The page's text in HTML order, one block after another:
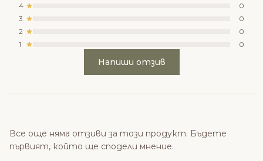
4
0
3
0
2
0
1
0
Напиши отзив
Все още няма отзиви за този продукт. Бъдете
първият, който ще сподели мнение.